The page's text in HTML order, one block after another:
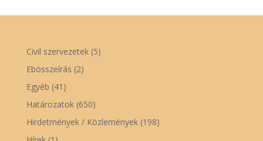
Civil szervezetek(5)
Ebösszeírás (2)
Egyéb (41)
Határozatok(650)
Hirdetmények / Közlemények(198)